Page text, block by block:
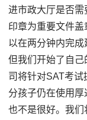
进市政大厅是否
印章为重要文件
以在两分钟内完成
但我们开始了自
司将针对SAT考
分孩子仍在使用
也不是很好。我